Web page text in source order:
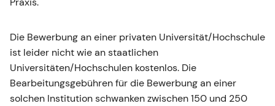
Die Bewerbung an einer privaten Universität/Hochschule
ist leider nicht wie an staatlichen
Universitäten/Hochschulen kostenlos. Die
Bearbeitungsgebühren für die Bewerbung an einer
solchen Institution schwanken zwischen 150 und 250